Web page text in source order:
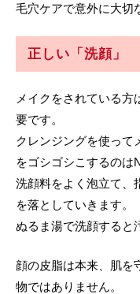
毛穴ケアで意外に大切
正しい 「洗顔」
メイクをされている
要です。
クレンジングを使って
をゴシゴシこするのは
洗顔料をよく泡立て、
を落としていきます。
ぬるま湯で洗顔すると
顔の皮脂は本来、肌を
物ではありません。